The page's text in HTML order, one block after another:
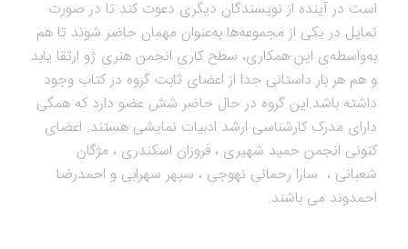
است در آینده از نویسندگان دیگری دعوت کند تا در صورت
تمایل در یکی از مجموعه‌ها به‌عنوان مهمان حاضر شوند تا هم
به‌واسطه‌ی این همکاری، سطح کاری انجمن هنری ژو ارتقا یابد
و هم هر بار داستانی جدا از اعضای ثابت گروه در کتاب وجود
داشته باشد.این گروه در حال حاضر شش عضو دارد که همگی
دارای مدرک کارشناسی ارشد ادبیات نمایشی هستند. اعضای
کنونی انجمن حمید شهیری ، فروزان اسکندری ، مژگان
شعبانی ، سارا رحمانی نهوجی ، سپهر سهرابی و احمدرضا
احمدوند می باشند.